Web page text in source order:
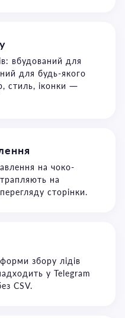
вбудований для
для будь-якого
стиль, іконки —
на чоко-
на
сторінки.
збору лідів
у Telegram
CSV.